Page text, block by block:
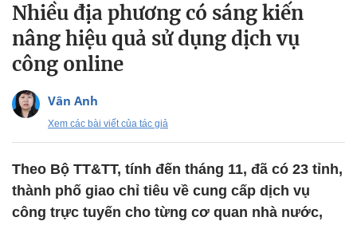
Nhiều địa phương có sáng kiến
nâng hiệu quả sử dụng dịch vụ
công online
Vân Anh
Xem các bài viết của tác giả
Theo Bộ TT&TT, tính đến tháng 11, đã có 23 tỉnh,
thành phố giao chỉ tiêu về cung cấp dịch vụ
công trực tuyến cho từng cơ quan nhà nước,